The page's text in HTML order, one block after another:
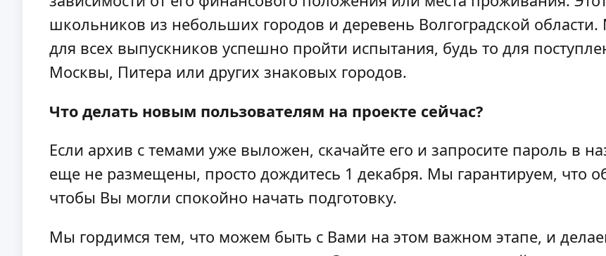
школьников из небольших городов и деревень Волгоградской
для всех выпускников успешно пройти испытания, будь то для
Москвы, Питера или других знаковых городов.
Что делать новым пользователям на проекте сейчас?
Если архив с темами уже выложен, скачайте его и запросите пароль в
еще не размещены, просто дождитесь 1 декабря. Мы гарантируем, что
чтобы Вы могли спокойно начать подготовку.
Мы гордимся тем, что можем быть с Вами на этом важном этапе, и